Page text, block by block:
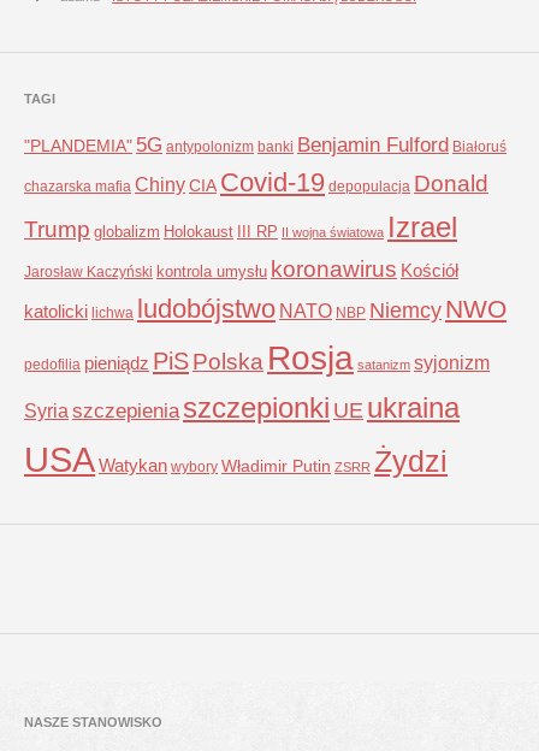
TAGI
"PLANDEMIA" 5G antypolonizm banki Benjamin Fulford Białoruś
chazarska mafia ChinyCIA Covid-19 depopulacja Donald
Trump globalizm Holokaust III RP II wojna światowa Izrael
Jarosław Kaczyński kontrola umysłu koronawirus Kościół
katolicki lichwa ludobójstwo NATO NBP NiemcyNWO
pedofilia pieniądz PiSPolska Rosja satanizm syjonizm
Syria szczepienia szczepionki UE ukraina
USAWatykan wybory Władimir Putin ZSRR Żydzi
NASZE STANOWISKO